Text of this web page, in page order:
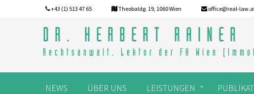
+43 (1) 513 47 65 Theobaldg. 19, 1060 Wien office@real-
DR. HERBERT RAINER
Rechtsanwalt, Lektor der FH Wien
NEWS ÜBER UNS LEISTUNGEN